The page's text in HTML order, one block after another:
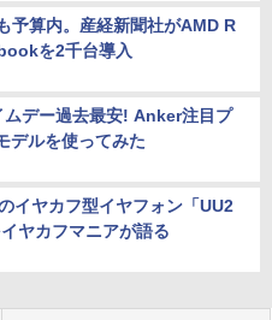
予算内。産経新聞社がAMD R
を2千台導入
デー過去最安! Anker注目プ
デルを使ってみた
イヤカフ型イヤフォン「UU2
ヤカフマニアが語る